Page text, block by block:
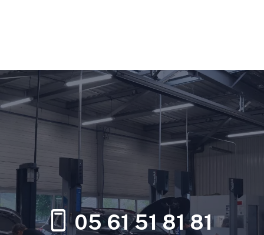
05 61 51 81 81